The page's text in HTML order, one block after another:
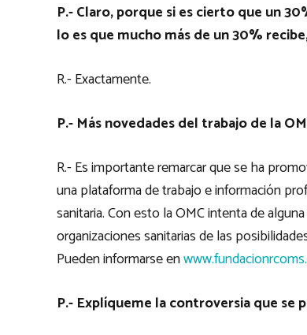
P.- Claro, porque si es cierto que un
lo es que mucho más de un 30%
R.- Exactamente.
P.- Más novedades del trabajo de la
R.- Es importante remarcar que se ha
una plataforma de trabajo e información
sanitaria. Con esto la OMC intenta de
organizaciones sanitarias de las
Pueden informarse en
P.- Explíqueme la controversia que se